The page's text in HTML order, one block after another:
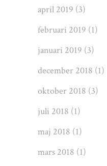
april 2019 (3)
februari 2019 (1)
januari 2019 (3)
december 2018 (1)
oktober 2018 (3)
juli 2018 (1)
maj 2018 (1)
mars 2018 (1)